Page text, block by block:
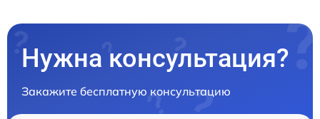
Нужна консультация?
Закажите бесплатную консультацию